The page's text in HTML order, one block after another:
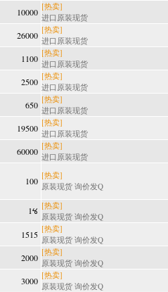
10000
[热卖]
进口原装现货
26000
[热卖]
进口原装现货
1100
[热卖]
进口原装现货
2500
[热卖]
进口原装现货
650
[热卖]
进口原装现货
19500
[热卖]
进口原装现货
60000
[热卖]
进口原装现货
100
[热卖]
原装现货 询价发Q
1ꯠ [热卖]
原装现货 询价发Q
1515
[热卖]
原装现货 询价发Q
2000
[热卖]
原装现货 询价发Q
3000
[热卖]
原装现货 询价发Q